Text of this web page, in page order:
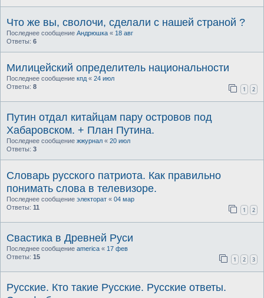
Что же вы, сволочи, сделали с нашей стpаной ?
Последнее сообщение Андрюшка « 18 авг
Ответы: 6
Милицейский определитель национальности
Последнее сообщение кпд « 24 июл
Ответы: 8 1 2
Путин отдал китайцам пару островов под
Хабаровском. + План Путина.
Последнее сообщение жжурнал « 20 июл
Ответы: 3
Словарь русского патриота. Как правильно
понимать слова в телевизоре.
Последнее сообщение электорат « 04 мар
Ответы: 11 1 2
Свастика в Древней Руси
Последнее сообщение america « 17 фев
Ответы: 15 1 2 3
Русские. Кто такие Русские. Русские ответы.